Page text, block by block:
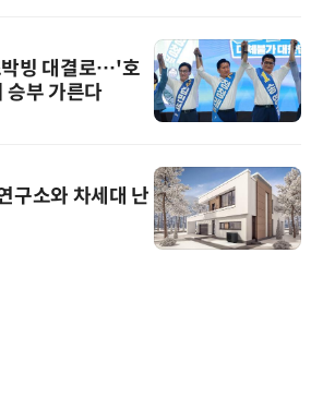
박빙 대결로…'호
승부 가른다
구소와 차세대 난